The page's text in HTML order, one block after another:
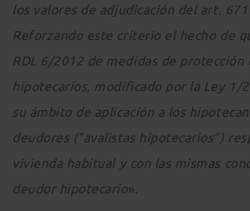
los valores de adjudicación del art. 671
Reforzando este criterio el hecho de
RDL 6/2012 de medidas de protección
hipotecarios, modificado por la Ley 1/
su ámbito de aplicación a los
deudores (“avalistas hipotecarios”)
vivienda habitual y con las mismas
deudor hipotecario».